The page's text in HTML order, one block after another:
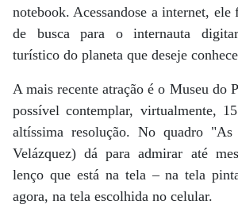
notebook. Acessandose a internet, ele
de busca para o internauta
turístico do planeta que deseje
A mais recente atração é o Museu do
possível contemplar, virtualmente,
altíssima resolução. No quadro
Velázquez) dá para admirar até
lenço que está na tela – na tela
agora, na tela escolhida no celular.